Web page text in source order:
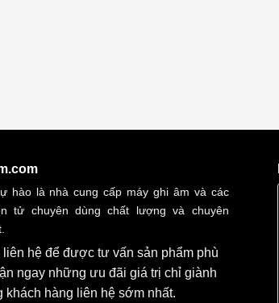
hào là nhà cung cấp máy ghi âm và các
tử chuyên dùng chất lượng và chuyên
liên hệ để được tư vấn sản phẩm phù
ngay những ưu đãi giá trị chỉ giành
khách hàng liên hệ sớm nhất.